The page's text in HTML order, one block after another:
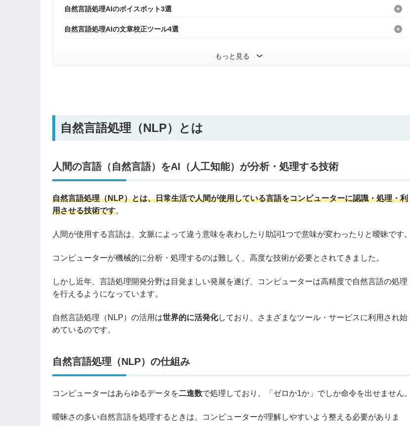
自然言語処理AIのボイスボット3選
自然言語処理AIの文章校正ツール4選
もっと見る
自然言語処理（NLP）とは
人間の言語（自然言語）をAI（人工知能）が分析・処理する技術
自然言語処理（NLP）とは、日常生活で人間が使用している言語をコンピューターに認識・処理・利
用させる技術です。
人間が使用する言語は、文脈によって違う意味を表わしたり助詞1つで意味が変わったりと曖昧です。
コンピューターが機械的に分析・処理するのは難しく、高度な技術が必要とされてきました。
しかし近年、言語処理開発分野は目覚ましい発展を遂げ、コンピューターは高精度で自然言語の処理
を行えるようになっています。
自然言語処理（NLP）の活用は世界的に活発化しており、さまざまなツール・サービスに利用され始
めているのです。
自然言語処理（NLP）の仕組み
コンピューターはあらゆるデータを二進数で処理しており、「ゼロか1か」でしか命令を出せません。
曖昧さの多い自然言語を処理するときは、コンピューターが理解しやすいよう整える必要がありま